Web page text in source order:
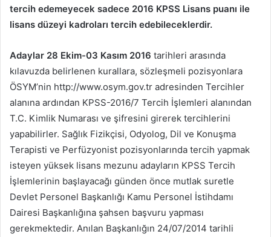
tercih edemeyecek sadece 2016 KPSS Lisans puanı ile
lisans düzeyi kadroları tercih edebileceklerdir.
Adaylar 28 Ekim-03 Kasım 2016 tarihleri arasında
kılavuzda belirlenen kurallara, sözleşmeli pozisyonlara
ÖSYM’nin http://www.osym.gov.tr adresinden Tercihler
alanına ardından KPSS-2016/7 Tercih İşlemleri alanından
T.C. Kimlik Numarası ve şifresini girerek tercihlerini
yapabilirler. Sağlık Fizikçisi, Odyolog, Dil ve Konuşma
Terapisti ve Perfüzyonist pozisyonlarında tercih yapmak
isteyen yüksek lisans mezunu adayların KPSS Tercih
İşlemlerinin başlayacağı günden önce mutlak suretle
Devlet Personel Başkanlığı Kamu Personel İstihdamı
Dairesi Başkanlığına şahsen başvuru yapması
gerekmektedir. Anılan Başkanlığın 24/07/2014 tarihli